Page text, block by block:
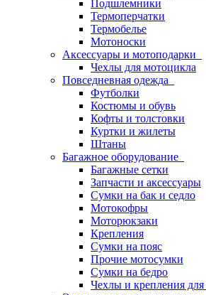
Подшлемники
Термоперчатки
Термобелье
Мотоноски
Аксессуары и мотоподарки
Чехлы для мотоцикла
Повседневная одежда
Футболки
Костюмы и обувь
Кофты и толстовки
Куртки и жилеты
Штаны
Багажное оборудование
Багажные сетки
Запчасти и аксессуары
Сумки на бак и седло
Мотокофры
Моторюкзаки
Крепления
Сумки на пояс
Прочие мотосумки
Сумки на бедро
Чехлы и крепления для